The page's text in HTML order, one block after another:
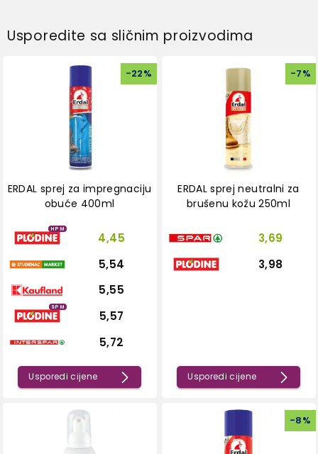
Usporedite sa sličnim proizvodima
-22%
ERDAL sprej za impregnaciju
obuće 400ml
HPM
4,45
5,54
5,55
SPM
5,57
5,72
Usporedi cijene
-7%
ERDAL sprej neutralni za
brušenu kožu 250ml
3,69
3,98
Usporedi cijene
-8%